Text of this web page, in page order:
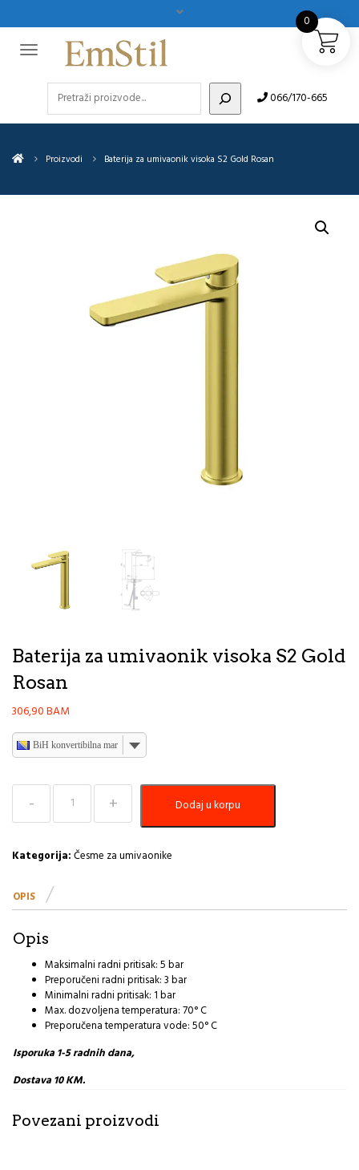
066/170-665
Proizvodi Baterija za umivaonik visoka S2 Gold Rosan
Baterija za umivaonik visoka S2 Gold
Rosan
306,90BAM
BiH konvertibilna marka
Baterija
umivaonik
S2
Gold
Rosan
Dodaj u korpu
Kategorija:Česme za umivaonike
OPIS
Opis
Maksimalni radni pritisak: 5 bar
Preporučeni radni pritisak: 3 bar
Minimalni radni pritisak: 1 bar
Max. dozvoljena temperatura: 70° C
Preporučena temperatura vode: 50° C
Isporuka 1-5 radnih dana,
Dostava 10 KM.
Povezani proizvodi
0